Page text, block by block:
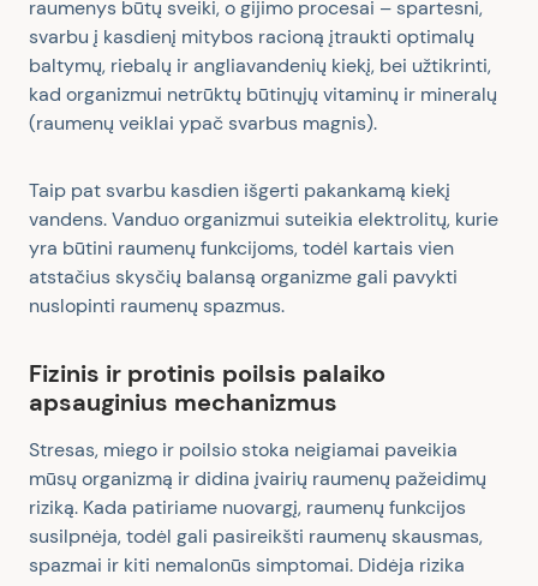
raumenys būtų sveiki, o gijimo procesai – spartesni,
svarbu į kasdienį mitybos racioną įtraukti optimalų
baltymų, riebalų ir angliavandenių kiekį, bei užtikrinti,
kad organizmui netrūktų būtinųjų vitaminų ir mineralų
(raumenų veiklai ypač svarbus magnis).
Taip pat svarbu kasdien išgerti pakankamą kiekį
vandens. Vanduo organizmui suteikia elektrolitų, kurie
yra būtini raumenų funkcijoms, todėl kartais vien
atstačius skysčių balansą organizme gali pavykti
nuslopinti raumenų spazmus.
Fizinis ir protinis poilsis palaiko
apsauginius mechanizmus
Stresas, miego ir poilsio stoka neigiamai paveikia
mūsų organizmą ir didina įvairių raumenų pažeidimų
riziką. Kada patiriame nuovargį, raumenų funkcijos
susilpnėja, todėl gali pasireikšti raumenų skausmas,
spazmai ir kiti nemalonūs simptomai. Didėja rizika